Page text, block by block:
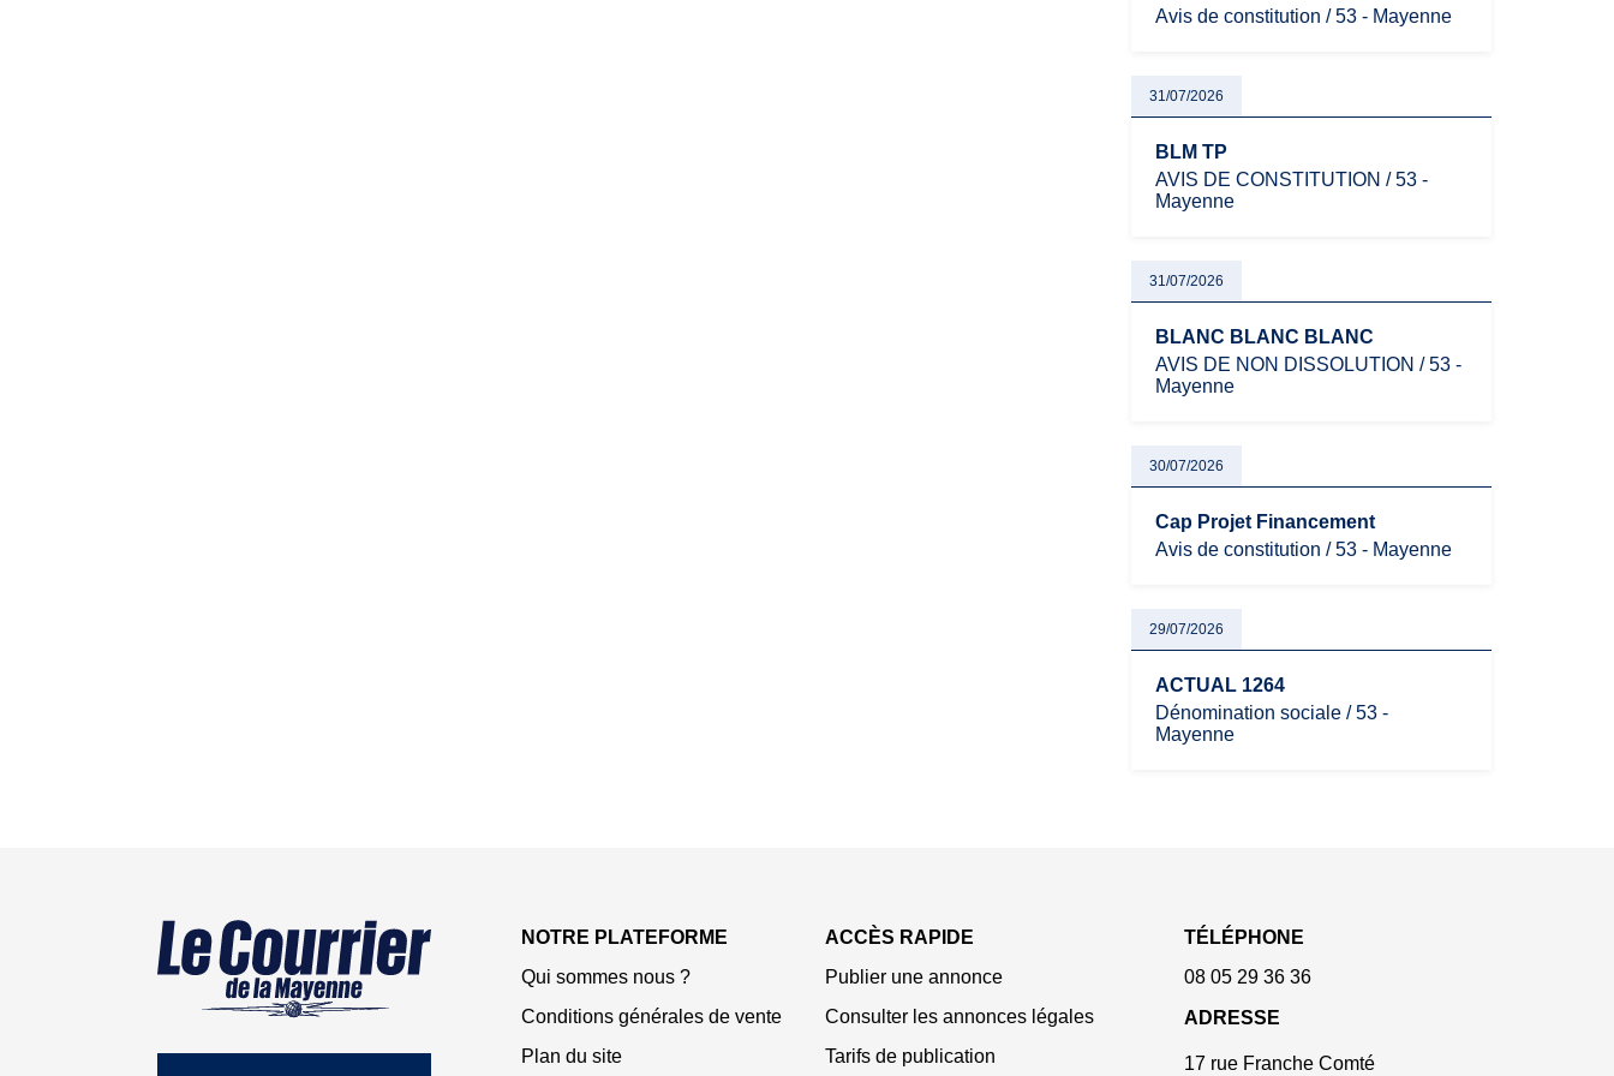
Avis de constitution / 53 - Mayenne
31/07/2026
BLM TP
AVIS DE CONSTITUTION / 53 -
Mayenne
31/07/2026
BLANC BLANC BLANC
AVIS DE NON DISSOLUTION / 53 -
Mayenne
30/07/2026
Cap Projet Financement
Avis de constitution / 53 - Mayenne
29/07/2026
ACTUAL 1264
Dénomination sociale / 53 -
Mayenne
NOTRE PLATEFORME
Qui sommes nous ?
Conditions générales de vente
Plan du site
ACCÈS RAPIDE
Publier une annonce
Consulter les annonces légales
Tarifs de publication
TÉLÉPHONE
08 05 29 36 36
ADRESSE
17 rue Franche Comté